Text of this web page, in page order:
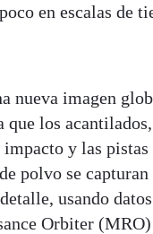
en escalas de
nueva imagen
que los
impacto y las pistas
polvo se capturan
usando
Orbiter